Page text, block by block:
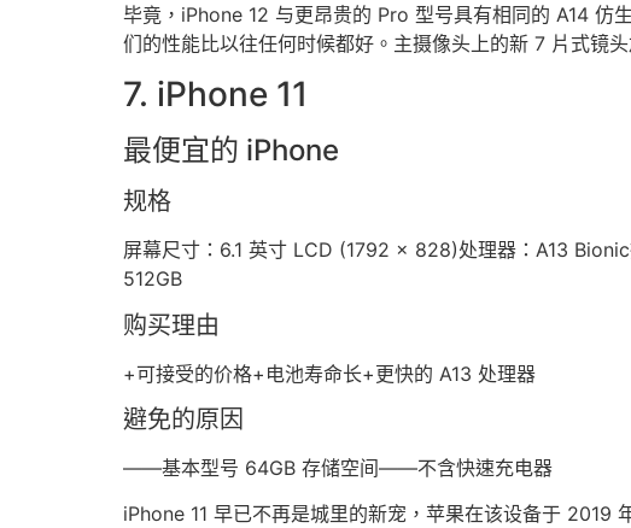
毕竟，iPhone 12 与更昂贵的 Pro 型号具有相同的 A14 仿
们的性能比以往任何时候都好。主摄像头上的新 7 片式镜
7. iPhone 11
最便宜的 iPhone
规格
屏幕尺寸：6.1 英寸 LCD (1792 x 828)处理器：A13
512GB
购买理由
+可接受的价格+电池寿命长+更快的 A13 处理器
避免的原因
——基本型号 64GB 存储空间——不含快速充电器
iPhone 11 早已不再是城里的新宠，苹果在该设备于 2019